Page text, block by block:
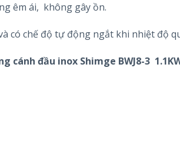
êm ái, không gây ồn.
có chế độ tự động ngắt khi nhiệt độ
cánh đầu inox Shimge BWJ8-3